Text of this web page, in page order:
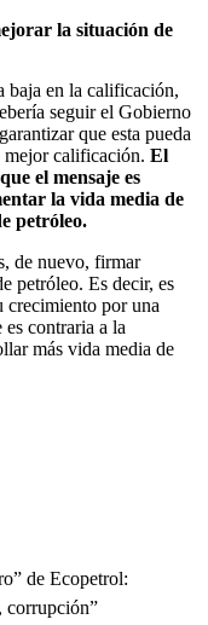
la situación de
baja en la calificación,
seguir el Gobierno
que esta pueda
mejor calificación. El
el mensaje es
la vida media de
petróleo.
de nuevo, firmar
petróleo. Es decir, es
crecimiento por una
contraria a la
más vida media de
de Ecopetrol:
corrupción”